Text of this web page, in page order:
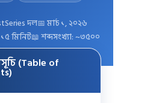
দল📅 মার্চ ১, ২০২৬
মিনিট📖 শব্দসংখ্যা: ~৩৫০০
(Table of